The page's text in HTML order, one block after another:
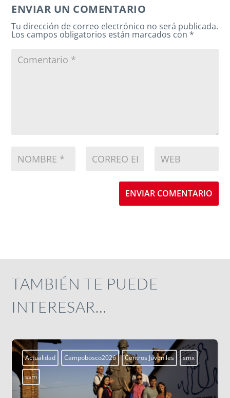
ENVIAR UN COMENTARIO
Tu dirección de correo electrónico no será publicada.
Los campos obligatorios están marcados con*
ENVIAR COMENTARIO
TAMBIÉN TE PUEDE
INTERESAR…
Actualidad Campobosco2026 Centros Juveniles smx
ssm